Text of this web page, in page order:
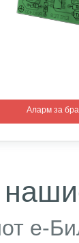
Аларм за
е-